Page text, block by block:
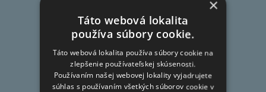
Informácie pre vás
FAQ
Doprava
×
Táto webová lokalita
používa súbory cookie.
Táto webová lokalita používa súbory cookie na
zlepšenie používateľskej skúsenosti.
Používaním našej webovej lokality vyjadrujete
súhlas s používaním všetkých súborov cookie v